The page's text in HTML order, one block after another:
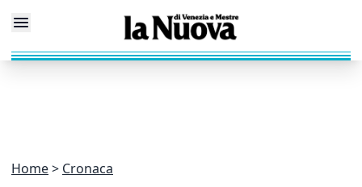
Home Cronaca